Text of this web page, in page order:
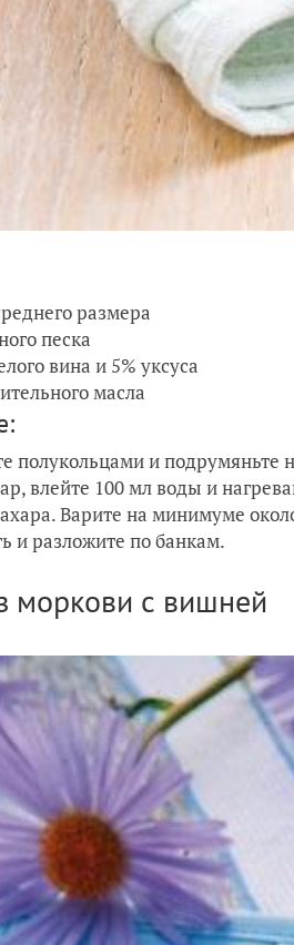
размера
песка
вина и 5% уксуса
масла
полукольцами и подрумяньте
влейте 100 мл воды и
Варите на минимуме
и разложите по банкам.
моркови с вишней